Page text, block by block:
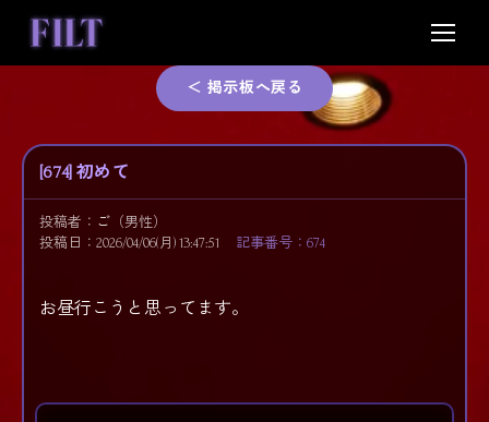
content
＜ 掲示板へ戻る
[674] 初めて
投稿者： ご （男性）
投稿日：2026/04/06(月) 13:47:51
記事番号：674
お昼行こうと思ってます。